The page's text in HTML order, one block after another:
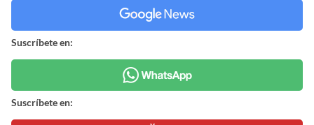
Suscríbete en:
Suscríbete en: